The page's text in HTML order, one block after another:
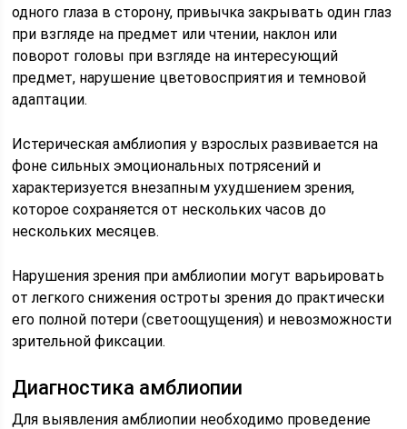
одного глаза в сторону, привычка закрывать один глаз
при взгляде на предмет или чтении, наклон или
поворот головы при взгляде на интересующий
предмет, нарушение цветовосприятия и темновой
адаптации.
Истерическая амблиопия у взрослых развивается на
фоне сильных эмоциональных потрясений и
характеризуется внезапным ухудшением зрения,
которое сохраняется от нескольких часов до
нескольких месяцев.
Нарушения зрения при амблиопии могут варьировать
от легкого снижения остроты зрения до практически
его полной потери (светоощущения) и невозможности
зрительной фиксации.
Диагностика амблиопии
Для выявления амблиопии необходимо проведение